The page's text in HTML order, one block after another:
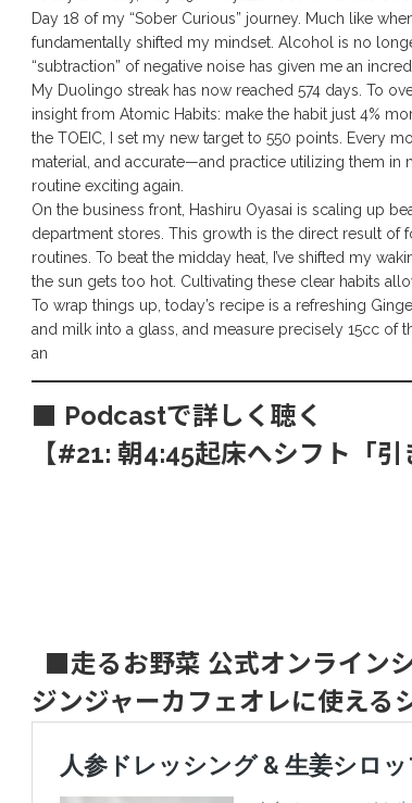
Day 18 of my “Sober Curious” journey. Much like
fundamentally shifted my mindset. Alcohol is no
“subtraction” of negative noise has given me an
My Duolingo streak has now reached 574 days. To
insight from Atomic Habits: make the habit just 4%
the TOEIC, I set my new target to 550 points. Every
material
, and accurate—and practice utilizing them in
routine exciting again.
On the business front, Hashiru Oyasai is scaling up
department stores. This growth is the direct result of
routines. To beat the midday heat, I’ve shifted my
the sun gets too hot. Cultivating these clear habits
To wrap things up, today’s recipe is a refreshing
and milk into a glass, and measure precisely 15cc of
an
■ Podcastで詳しく聴く
【#21: 朝4:45起床へシフト「
■走るお野菜 公式オンライン
ジンジャーカフェオレに使える